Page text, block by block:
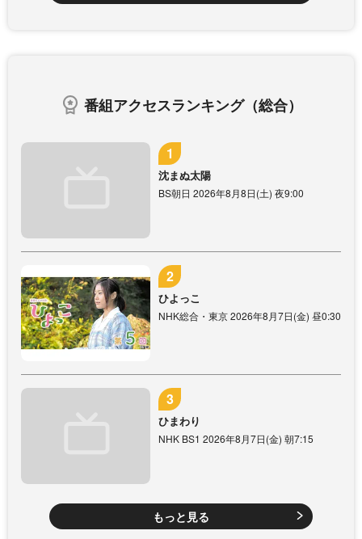
番組アクセスランキング（総合）
沈まぬ太陽
BS朝日 2026年8月8日(土) 夜9:00
ひよっこ
NHK総合・東京 2026年8月7日(金) 昼0:30
ひまわり
NHK BS1 2026年8月7日(金) 朝7:15
もっと見る